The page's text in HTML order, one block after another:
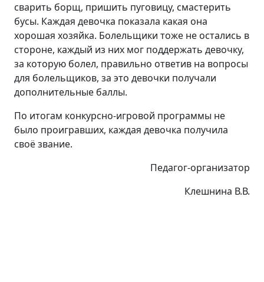
сварить борщ, пришить пуговицу, смастерить
бусы. Каждая девочка показала какая она
хорошая хозяйка. Болельщики тоже не остались в
стороне, каждый из них мог поддержать девочку,
за которую болел, правильно ответив на вопросы
для болельщиков, за это девочки получали
дополнительные баллы.
По итогам конкурсно-игровой программы не
было проигравших, каждая девочка получила
своё звание.
Педагог-организатор
Клешнина В.В.